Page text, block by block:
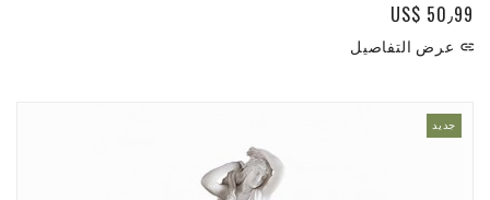
US$ 50٫99
 عرض التفاصيل
جديد